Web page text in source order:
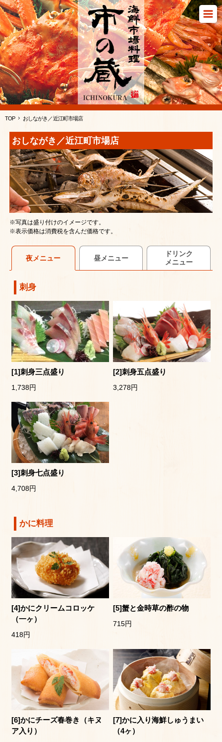
TOP おしながき／近江町市場店
おしながき ／近江町市場店
※写真は盛り付けのイメージです。
※表示価格は消費税を含んだ価格です。
夜メニュー 昼メニュー
ドリンク
メニュー
刺身
[1]刺身三点盛り
1,738円
[2]刺身五点盛り
3,278円
[3]刺身七点盛り
4,708円
かに料理
[4]かにクリームコロッケ
（一ヶ）
418円
[5]蟹と金時草の酢の物
715円
[6]かにチーズ春巻き（キヌ
ア入り）
[7]かに入り海鮮しゅうまい
（4ヶ）